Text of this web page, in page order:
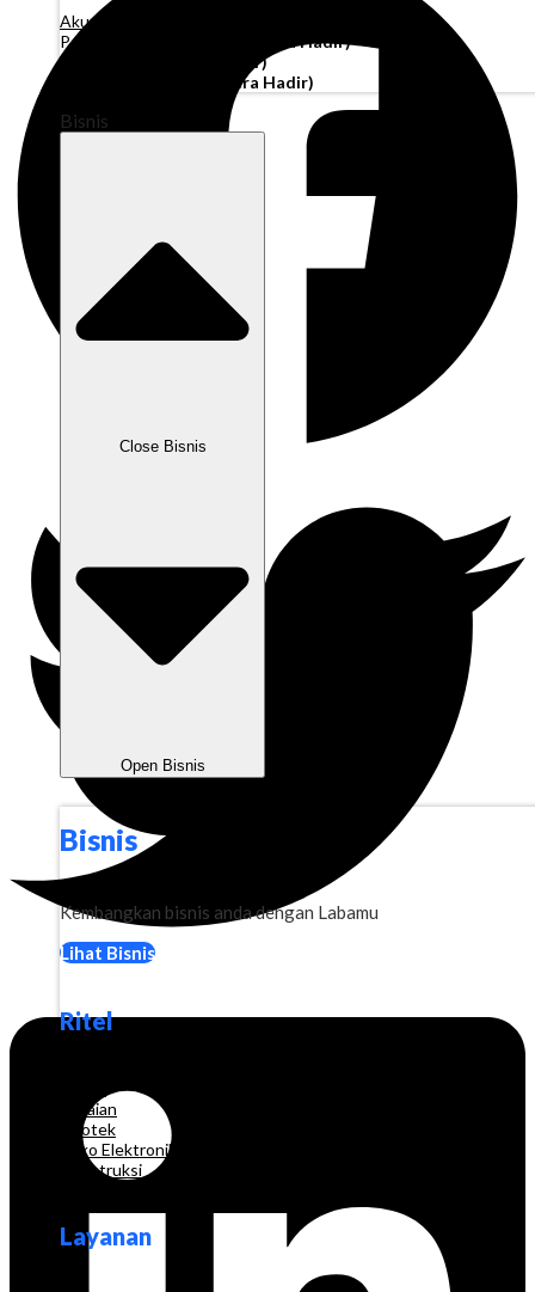
Akun Operasi
Pembiayaan Penagihan
(Segera Hadir)
Modal Kerja
(Segera Hadir)
(Segera Hadir)
Bisnis
Close Bisnis
Open Bisnis
Bisnis
Kembangkan bisnis anda dengan Labamu
Lihat Bisnis
Ritel
Pakaian
Apotek
Toko Elektronik
Konstruksi
Layanan